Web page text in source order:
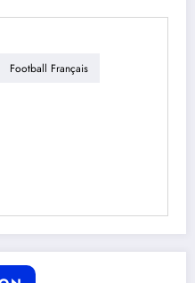
Football Français